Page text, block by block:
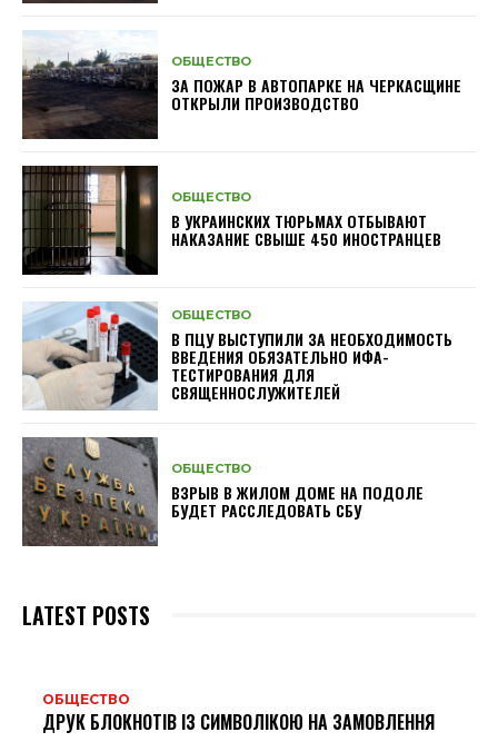
ОБЩЕСТВО
ЗА ПОЖАР В АВТОПАРКЕ НА ЧЕРКАСЩИНЕ
ОТКРЫЛИ ПРОИЗВОДСТВО
ОБЩЕСТВО
В УКРАИНСКИХ ТЮРЬМАХ ОТБЫВАЮТ
НАКАЗАНИЕ СВЫШЕ 450 ИНОСТРАНЦЕВ
ОБЩЕСТВО
В ПЦУ ВЫСТУПИЛИ ЗА НЕОБХОДИМОСТЬ
ВВЕДЕНИЯ ОБЯЗАТЕЛЬНО ИФА-
ТЕСТИРОВАНИЯ ДЛЯ
СВЯЩЕННОСЛУЖИТЕЛЕЙ
ОБЩЕСТВО
ВЗРЫВ В ЖИЛОМ ДОМЕ НА ПОДОЛЕ
БУДЕТ РАССЛЕДОВАТЬ СБУ
LATEST POSTS
ОБЩЕСТВО
ДРУК БЛОКНОТІВ ІЗ СИМВОЛІКОЮ НА ЗАМОВЛЕННЯ